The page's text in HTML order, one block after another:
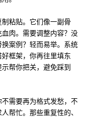
粘贴。它们像一副骨
肉。需要调整内容？没
案例？轻而易举。系统
框架，你再往里填东
帮你把关，避免踩到
需要再为格式发愁，不
帮忙。那些重复性的、